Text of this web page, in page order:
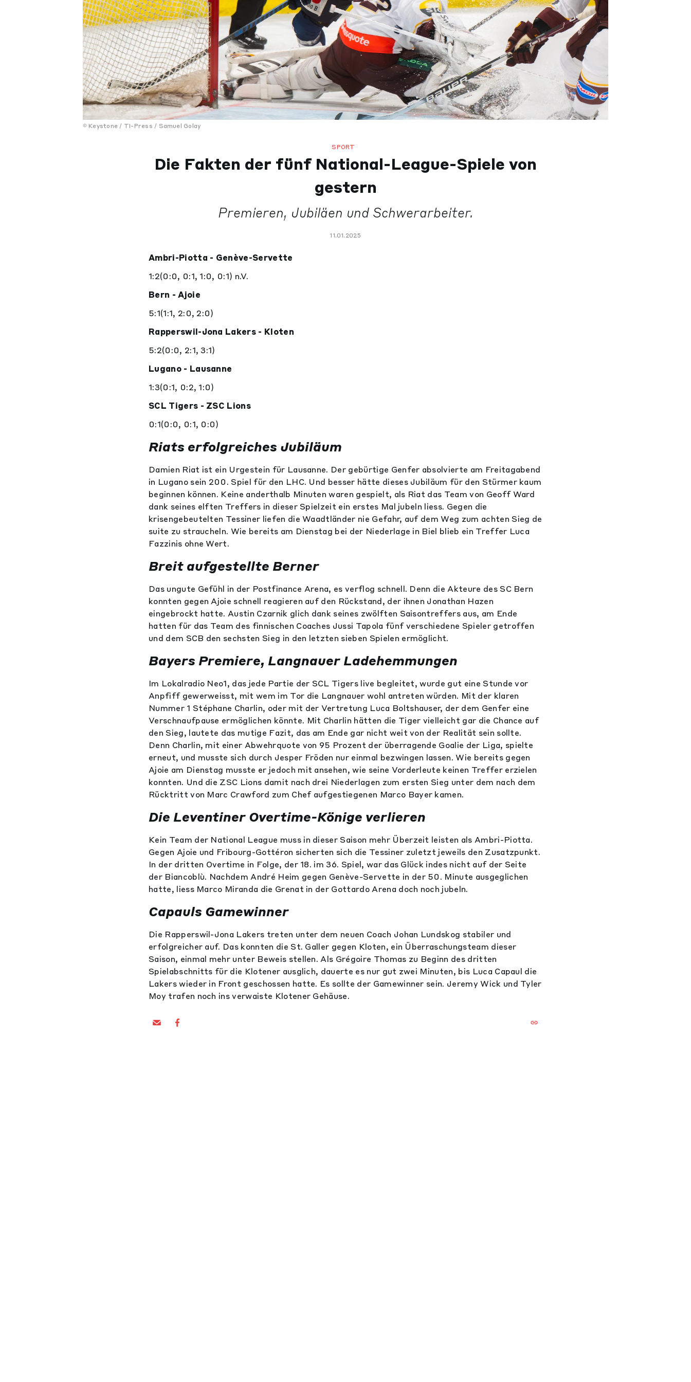
Keystone / TI-Press / Samuel Golay
SPORT
Die Fakten der fünf National-League-Spiele von
gestern
Premieren, Jubiläen und Schwerarbeiter.
11.01.2025
Ambri-Piotta - Genève-Servette
1:2(0:0, 0:1, 1:0, 0:1) n.V.
Bern - Ajoie
5:1(1:1, 2:0, 2:0)
Rapperswil-Jona Lakers - Kloten
5:2(0:0, 2:1, 3:1)
Lugano - Lausanne
1:3(0:1, 0:2, 1:0)
SCL Tigers - ZSC Lions
0:1(0:0, 0:1, 0:0)
Riats erfolgreiches Jubiläum
Damien Riat ist ein Urgestein für Lausanne. Der gebürtige Genfer absolvierte am Freitagabend
in Lugano sein 200. Spiel für den LHC. Und besser hätte dieses Jubiläum für den Stürmer kaum
beginnen können. Keine anderthalb Minuten waren gespielt, als Riat das Team von Geoff Ward
dank seines elften Treffers in dieser Spielzeit ein erstes Mal jubeln liess. Gegen die
krisengebeutelten Tessiner liefen die Waadtländer nie Gefahr, auf dem Weg zum achten Sieg de
suite zu straucheln. Wie bereits am Dienstag bei der Niederlage in Biel blieb ein Treffer Luca
Fazzinis ohne Wert.
Breit aufgestellte Berner
Das ungute Gefühl in der Postfinance Arena, es verflog schnell. Denn die Akteure des SC Bern
konnten gegen Ajoie schnell reagieren auf den Rückstand, der ihnen Jonathan Hazen
eingebrockt hatte. Austin Czarnik glich dank seines zwölften Saisontreffers aus, am Ende
hatten für das Team des finnischen Coaches Jussi Tapola fünf verschiedene Spieler getroffen
und dem SCB den sechsten Sieg in den letzten sieben Spielen ermöglicht.
Bayers Premiere, Langnauer Ladehemmungen
Im Lokalradio Neo1, das jede Partie der SCL Tigers live begleitet, wurde gut eine Stunde vor
Anpfiff gewerweisst, mit wem im Tor die Langnauer wohl antreten würden. Mit der klaren
Nummer 1 Stéphane Charlin, oder mit der Vertretung Luca Boltshauser, der dem Genfer eine
Verschnaufpause ermöglichen könnte. Mit Charlin hätten die Tiger vielleicht gar die Chance auf
den Sieg, lautete das mutige Fazit, das am Ende gar nicht weit von der Realität sein sollte.
Denn Charlin, mit einer Abwehrquote von 95 Prozent der überragende Goalie der Liga, spielte
erneut, und musste sich durch Jesper Fröden nur einmal bezwingen lassen. Wie bereits gegen
Ajoie am Dienstag musste er jedoch mit ansehen, wie seine Vorderleute keinen Treffer erzielen
konnten. Und die ZSC Lions damit nach drei Niederlagen zum ersten Sieg unter dem nach dem
Rücktritt von Marc Crawford zum Chef aufgestiegenen Marco Bayer kamen.
Die Leventiner Overtime-Könige verlieren
Kein Team der National League muss in dieser Saison mehr Überzeit leisten als Ambri-Piotta.
Gegen Ajoie und Fribourg-Gottéron sicherten sich die Tessiner zuletzt jeweils den Zusatzpunkt.
In der dritten Overtime in Folge, der 18. im 36. Spiel, war das Glück indes nicht auf der Seite
der Biancoblù. Nachdem André Heim gegen Genève-Servette in der 50. Minute ausgeglichen
hatte, liess Marco Miranda die Grenat in der Gottardo Arena doch noch jubeln.
Capauls Gamewinner
Die Rapperswil-Jona Lakers treten unter dem neuen Coach Johan Lundskog stabiler und
erfolgreicher auf. Das konnten die St. Galler gegen Kloten, ein Überraschungsteam dieser
Saison, einmal mehr unter Beweis stellen. Als Grégoire Thomas zu Beginn des dritten
Spielabschnitts für die Klotener ausglich, dauerte es nur gut zwei Minuten, bis Luca Capaul die
Lakers wieder in Front geschossen hatte. Es sollte der Gamewinner sein. Jeremy Wick und Tyler
Moy trafen noch ins verwaiste Klotener Gehäuse.